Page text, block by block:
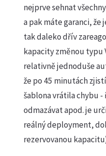
nejprve sehnat
a pak máte garanci, že
tak daleko dřív
kapacity změnou typu
relativně jednoduše
že po 45 minutách
šablona vrátila chybu
odmazávat apod. je
reálný deployment,
rezervovanou